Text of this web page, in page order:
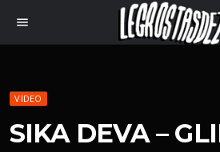
menu
VIDEO
SIKA DEVA –